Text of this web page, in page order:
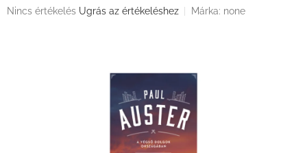
A
Nincs értékelés Ugrás az értékeléshez Márka: none